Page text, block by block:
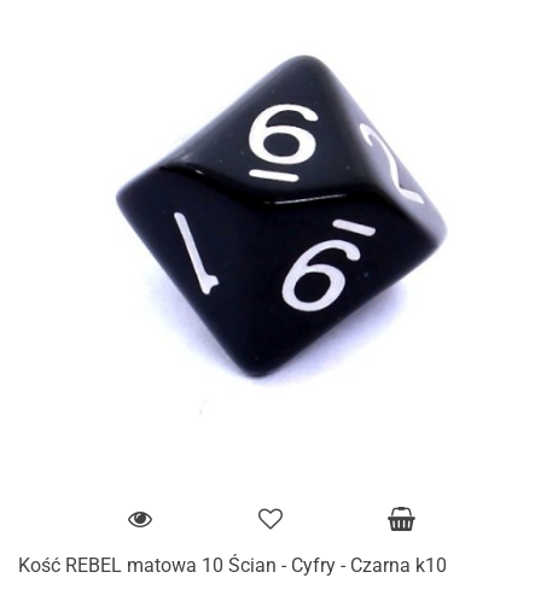
Kość REBEL matowa 10 Ścian - Cyfry - Czarna k10